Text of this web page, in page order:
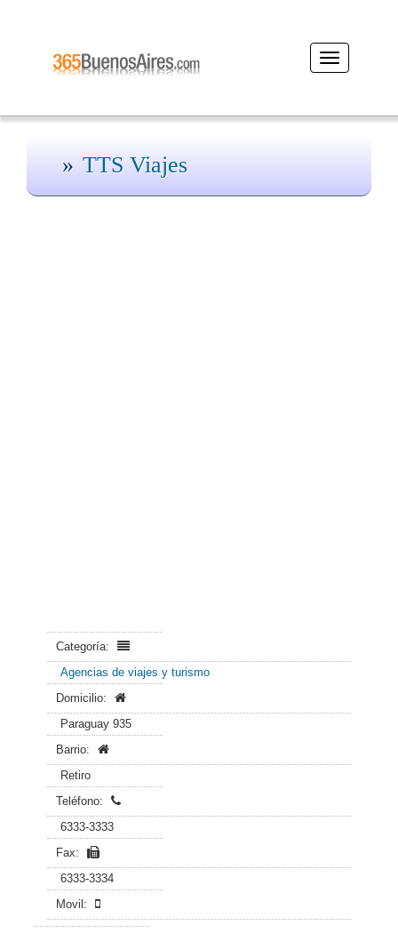
Desplegar
navegación
TTS Viajes
Categoría:
Agencias de viajes y turismo
Domicilio:
Paraguay 935
Barrio:
Retiro
Teléfono:
6333-3333
Fax:
6333-3334
Movil: